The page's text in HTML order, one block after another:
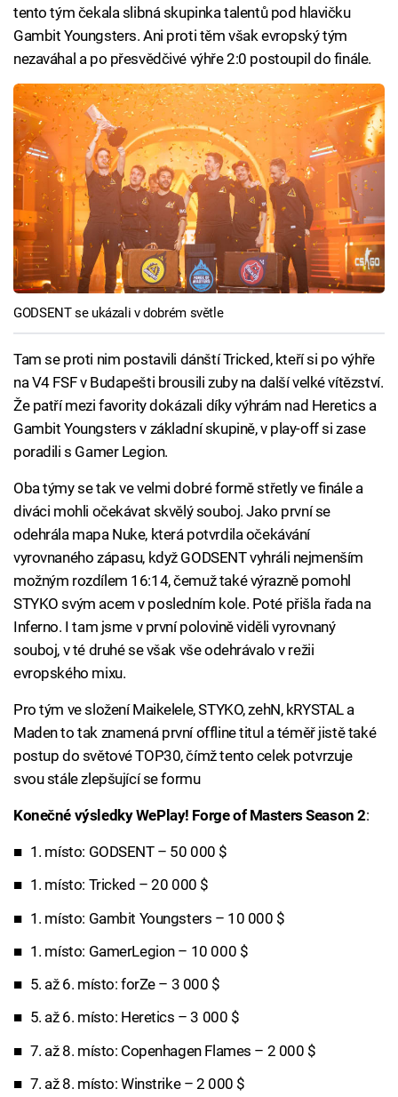
tento tým čekala slibná skupinka talentů pod hlavičku
Gambit Youngsters. Ani proti těm však evropský tým
nezaváhal a po přesvědčivé výhře 2:0 postoupil do finále.
GODSENT se ukázali v dobrém světle
Tam se proti nim postavili dánští Tricked, kteří si po výhře
na V4 FSF v Budapešti brousili zuby na další velké vítězství.
Že patří mezi favority dokázali díky výhrám nad Heretics a
Gambit Youngsters v základní skupině, v play-off si zase
poradili s Gamer Legion.
Oba týmy se tak ve velmi dobré formě střetly ve finále a
diváci mohli očekávat skvělý souboj. Jako první se
odehrála mapa Nuke, která potvrdila očekávání
vyrovnaného zápasu, když GODSENT vyhráli nejmenším
možným rozdílem 16:14, čemuž také výrazně pomohl
STYKO svým acem v posledním kole. Poté přišla řada na
Inferno. I tam jsme v první polovině viděli vyrovnaný
souboj, v té druhé se však vše odehrávalo v režii
evropského mixu.
Pro tým ve složení Maikelele, STYKO, zehN, kRYSTAL a
Maden to tak znamená první offline titul a téměř jistě také
postup do světové TOP30, čímž tento celek potvrzuje
svou stále zlepšující se formu
Konečné výsledky WePlay! Forge of Masters Season 2:
1. místo: GODSENT – 50 000 $
1. místo: Tricked – 20 000 $
1. místo: Gambit Youngsters – 10 000 $
1. místo: GamerLegion – 10 000 $
5. až 6. místo: forZe – 3 000 $
5. až 6. místo: Heretics – 3 000 $
7. až 8. místo: Copenhagen Flames – 2 000 $
7. až 8. místo: Winstrike – 2 000 $